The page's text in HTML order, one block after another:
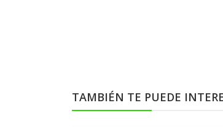
TAMBIÉN TE PUEDE